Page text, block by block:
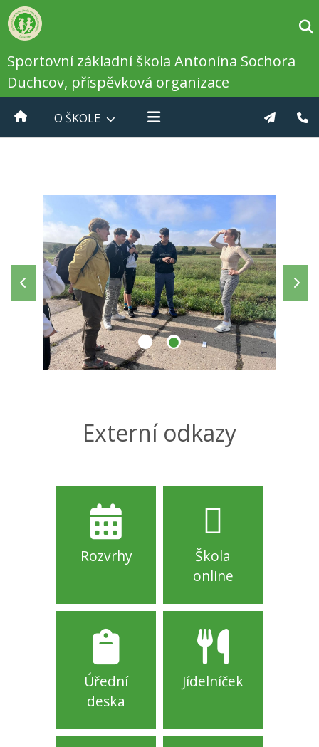
Sportovní základní škola Antonína Sochora
Duchcov, příspěvková organizace
O ŠKOLE
Externí odkazy
Rozvrhy
Škola
online
Úřední
deska
Jídelníček